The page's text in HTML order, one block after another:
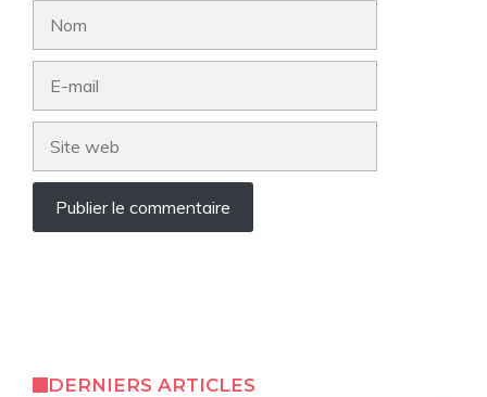
DERNIERS ARTICLES